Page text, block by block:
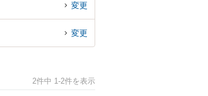
変更
変更
2件中 1-2件を表示